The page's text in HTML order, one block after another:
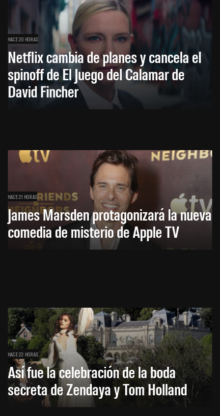
HACE 20 HORAS
Netflix cambia de planes y cancela el
spinoff de El Juego del Calamar de
David Fincher
HACE 21 HORAS
James Marsden protagonizará la nueva
comedia de misterio de Apple TV
HACE 22 HORAS
Así fue la celebración de la boda
secreta de Zendaya y Tom Holland